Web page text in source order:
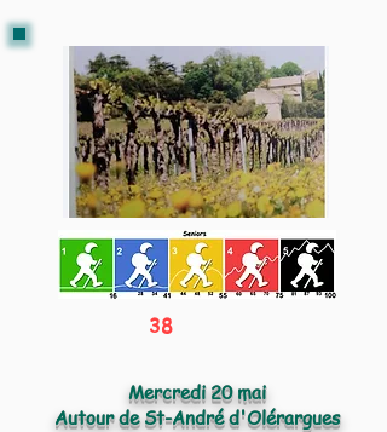
38
Mercredi 20 mai
Autour de St-André d'Olérargues